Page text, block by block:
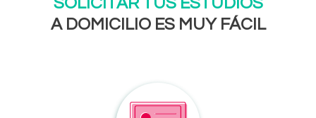
A DOMICILIO ES MUY FÁCIL